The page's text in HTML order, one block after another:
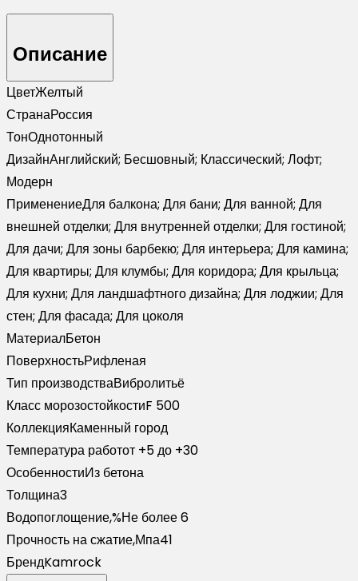
Описание
ЦветЖелтый
СтранаРоссия
ТонОднотонный
ДизайнАнглийский; Бесшовный; Классический; Лофт;
Модерн
ПрименениеДля балкона; Для бани; Для ванной; Для
внешней отделки; Для внутренней отделки; Для гостиной;
Для дачи; Для зоны барбекю; Для интерьера; Для камина;
Для квартиры; Для клумбы; Для коридора; Для крыльца;
Для кухни; Для ландшафтного дизайна; Для лоджии; Для
стен; Для фасада; Для цоколя
МатериалБетон
ПоверхностьРифленая
Тип производстваВибролитьё
Класс морозостойкостиF 500
КоллекцияКаменный город
Температура работот +5 до +30
ОсобенностиИз бетона
Толщина3
Водопоглощение,%Не более 6
Прочность на сжатие,Мпа41
БрендKamrock